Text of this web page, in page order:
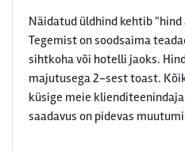
Näidatud üldhind kehtib
Tegemist on soodsaima
sihtkoha või hotelli jaoks.
majutusega 2-sest toast.
küsige meie
saadavus on pidevas